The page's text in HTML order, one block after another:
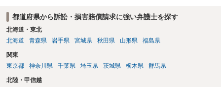
都道府県から訴訟・損害賠償請求に強い弁護士を探す
北海道・東北
北海道
青森県 岩手県 宮城県 秋田県 山形県 福島県
関東
東京都
神奈川県 千葉県 埼玉県 茨城県 栃木県 群馬県
北陸・甲信越